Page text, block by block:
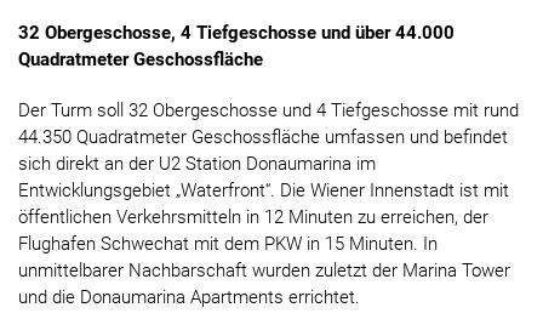
32 Obergeschosse, 4 Tiefgeschosse und über 44.000
Quadratmeter Geschossfläche
Der Turm soll 32 Obergeschosse und 4 Tiefgeschosse mit rund
44.350 Quadratmeter Geschossfläche umfassen und befindet
sich direkt an der U2 Station Donaumarina im
Entwicklungsgebiet „Waterfront“. Die Wiener Innenstadt ist mit
öffentlichen Verkehrsmitteln in 12 Minuten zu erreichen, der
Flughafen Schwechat mit dem PKW in 15 Minuten. In
unmittelbarer Nachbarschaft wurden zuletzt der Marina Tower
und die Donaumarina Apartments errichtet.